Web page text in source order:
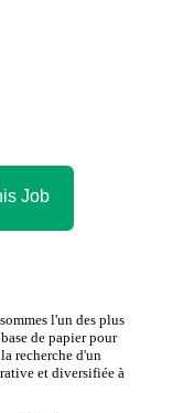
Job
l'un des plus
de papier pour
recherche d'un
et diversifiée à